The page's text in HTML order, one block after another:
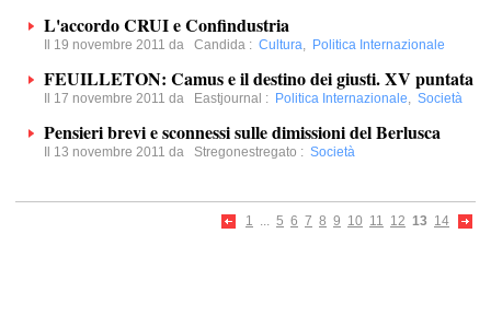
L'accordo CRUI e Confindustria
Il 19 novembre 2011 da Candida : Cultura, Politica Internazionale
FEUILLETON: Camus e il destino dei giusti. XV puntata
Il 17 novembre 2011 da Eastjournal : Politica Internazionale, Società
Pensieri brevi e sconnessi sulle dimissioni del Berlusca
Il 13 novembre 2011 da Stregonestregato : Società
1 ... 5 6 7 8 9 10 11 12 13 14